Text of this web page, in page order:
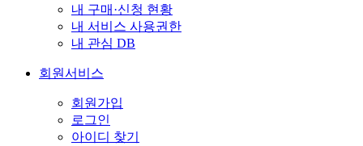
내 구매·신청 현황
내 서비스 사용권한
내 관심 DB
회원서비스
회원가입
로그인
아이디 찾기